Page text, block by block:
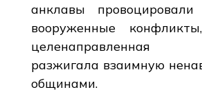
анклавы провоцировали
вооруженные
целенаправленная
разжигала взаимную
общинами.